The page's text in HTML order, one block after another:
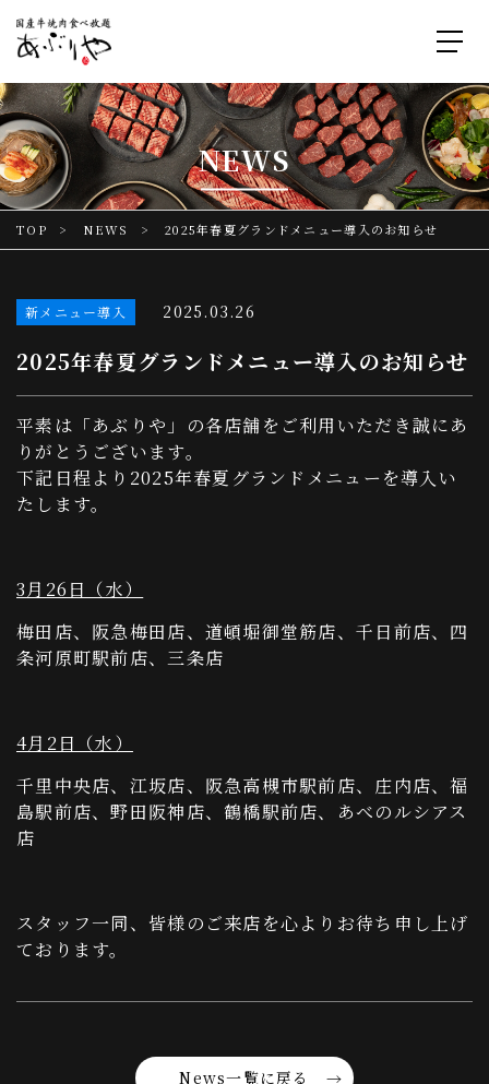
NEWS
TOP NEWS 2025年春夏グランドメニュー導入のお知らせ
新メニュー導入 2025.03.26
2025年春夏グランドメニュー導入のお知らせ
平素は「あぶりや」の各店舗をご利用いただき誠にあ
りがとうございます。
下記日程より2025年春夏グランドメニューを導入い
たします。
3月26日（水）
梅田店、阪急梅田店、道頓堀御堂筋店、千日前店、四
条河原町駅前店、三条店
4月2日（水）
千里中央店、江坂店、阪急高槻市駅前店、庄内店、福
島駅前店、野田阪神店、鶴橋駅前店、あべのルシアス
店
スタッフ一同、皆様のご来店を心よりお待ち申し上げ
ております。
News一覧に戻る